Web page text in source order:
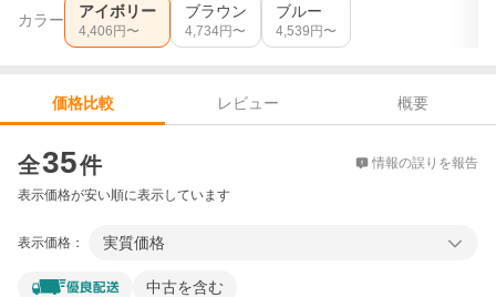
カラー アイボリー
4,406 円〜
ブラウン
4,734円〜
ブルー
4,539 円〜
価格比較 レビュー
概要
全35件 情報の誤りを報告
表示価格が安い順に表示しています
表示価格： 実質価格
中古を含む